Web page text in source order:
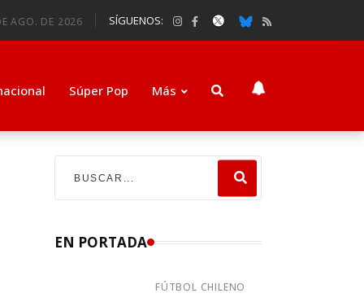
AGO. DE 2026 SÍGUENOS:
Súper Pop Más
EN PORTADA
FÚTBOL CHILENO